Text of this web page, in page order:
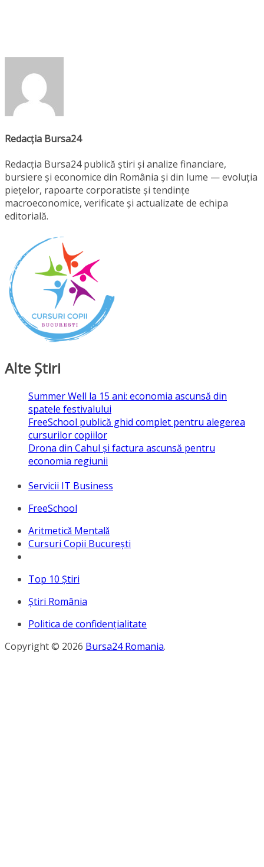
Redacția Bursa24
Redacția Bursa24 publică știri și analize financiare,
bursiere și economice din România și din lume — evoluția
piețelor, rapoarte corporatiste și tendințe
macroeconomice, verificate și actualizate de echipa
editorială.
Alte Ştiri
Summer Well la 15 ani: economia ascunsă din
spatele festivalului
FreeSchool publică ghid complet pentru alegerea
cursurilor copiilor
Drona din Cahul și factura ascunsă pentru
economia regiunii
Servicii IT Business
FreeSchool
Aritmeticǎ Mentalǎ
Cursuri Copii București
Top 10 Ştiri
Ştiri România
Politica de confidențialitate
Copyright © 2026 Bursa24 Romania.